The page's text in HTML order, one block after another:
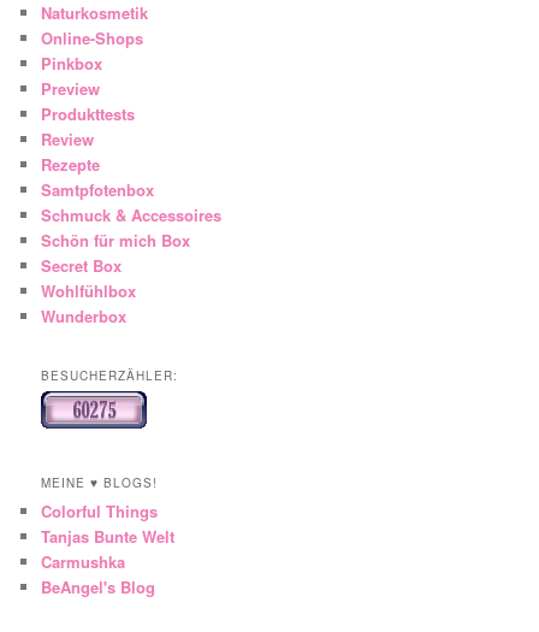
Naturkosmetik
Online-Shops
Pinkbox
Preview
Produkttests
Review
Rezepte
Samtpfotenbox
Schmuck & Accessoires
Schön für mich Box
Secret Box
Wohlfühlbox
Wunderbox
BESUCHERZÄHLER:
MEINE ♥ BLOGS!
Colorful Things
Tanjas Bunte Welt
Carmushka
BeAngel's Blog